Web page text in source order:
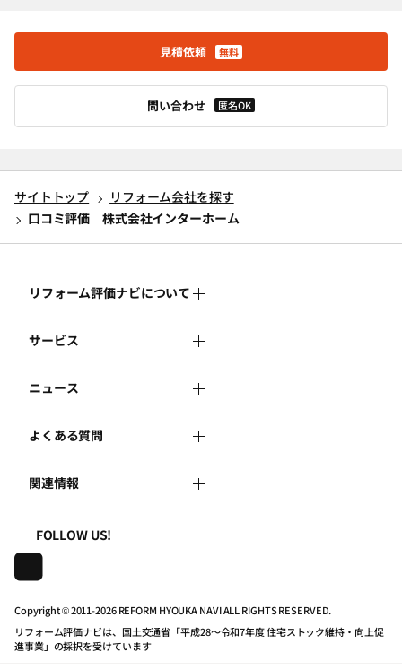
見積依頼 無料
問い合わせ 匿名OK
サイトトップ
リフォーム会社を探す
口コミ評価 株式会社インターホーム
リフォーム評価ナビについて
リフォーム評価ナビとは
運営体制
はじめての方へ
事務局へのお問い合せ
地域の相談窓口のみなさまへ
住宅関連機関リンク集
サービス
リフォーム会社を探す
リフォーム事例を見る
リフォームを相談する
リフォームを学ぶ
マイページの活用
ニュース
新着情報
講習会・セミナー
連携機関・企業・団体トピックス
よくある質問
よくある質問
利用規約
プライバシーポリシー
動作推奨環境について
関連情報
一般財団法人住まいづくりナビセンター
株式会社日本建築住宅センター
FOLLOW US!
Copyright © 2011-2026 REFORM HYOUKA NAVI ALL RIGHTS RESERVED.
リフォーム評価ナビは、国土交通省「平成28～令和7年度 住宅ストック維持・向上促
進事業」の採択を受けています